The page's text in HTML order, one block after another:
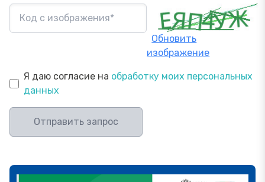
Обновить
изображение
Я даю согласие на обработку моих персональных
данных
Отправить запрос